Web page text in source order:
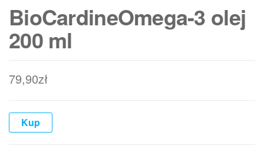
BioCardineOmega-3 olej
200 ml
79,90zł
Kup